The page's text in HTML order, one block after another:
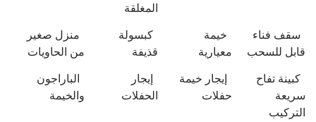
المغلقة
سقف فناء
قابل للسحب
خيمة
معيارية
كبسولة
قذيفة
منزل صغير
من الحاويات
كبينة تفاح
سريعة
التركيب
إيجار خيمة
حفلات
إيجار
الحفلات
الباراجون
والخيمة